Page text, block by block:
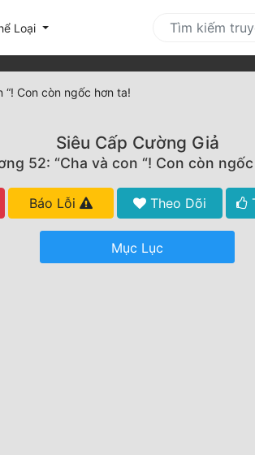
Loại
“! Con còn ngốc hơn ta!
Siêu Cấp Cường Giả
52: “Cha và con “! Con còn
Báo Lỗi Theo Dõi
Mục Lục